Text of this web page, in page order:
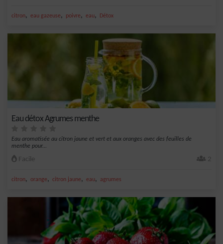
citron, eau gazeuse, poivre, eau, Détox
Eau détox Agrumes menthe
Eau aromatisée au citron jaune et vert et aux oranges avec des feuilles de
menthe pour...
Facile 2
citron, orange, citron jaune, eau, agrumes